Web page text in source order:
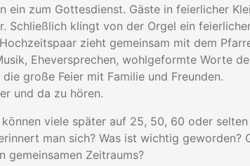
ein zum Gottesdienst. Gäste in feierlicher
Schließlich klingt von der Orgel ein
zieht gemeinsam mit dem
Eheversprechen, wohlgeformte Worte
große Feier mit Familie und Freunden.
und da zu hören.
viele später auf 25, 50, 60 oder
man sich? Was ist wichtig geworden?
gemeinsamen Zeitraums?